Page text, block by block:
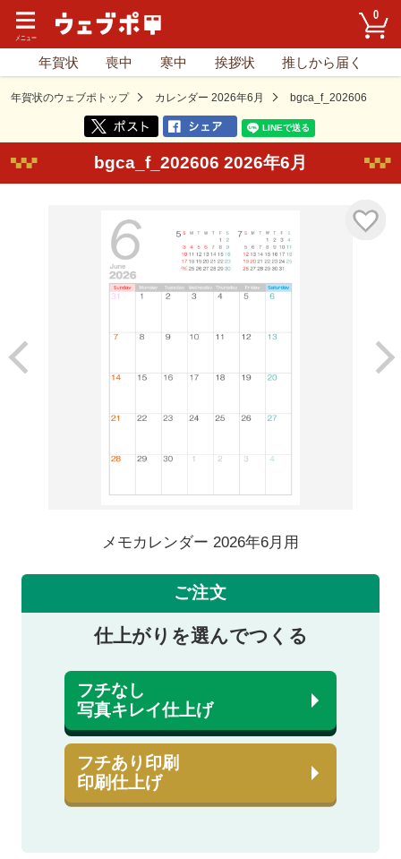
0
年賀状 喪中 寒中 挨拶状 推しから届く
年賀状のウェブポトップ カレンダー 2026年6月 bgca_f_202606
bgca_f_202606 2026年6月
メモカレンダー 2026年6月用
ご注文
仕上がりを選んでつくる
フチなし
写真キレイ仕上げ
フチあり印刷
印刷仕上げ